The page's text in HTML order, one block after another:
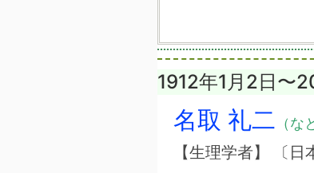
1912年1月2日〜
名取 礼二 （な
【生理学者】 〔日